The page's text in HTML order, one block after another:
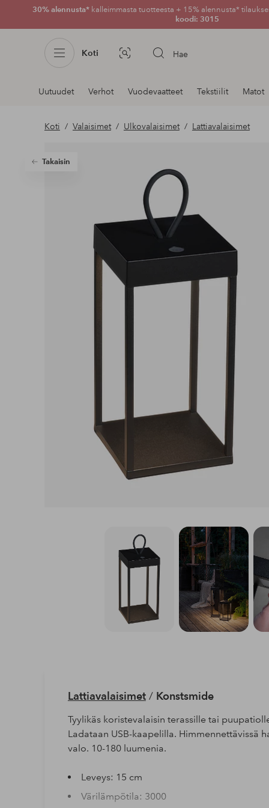
30% alennusta* kalleimmasta tuotteesta + 15% alennusta*
koodi: 3015
Koti Kuvahaku Hae
Navigointi
osastoilla
Uutuudet Verhot Vuodevaatteet Tekstiilit Matot
Koti Valaisimet Ulkovalaisimet Lattiavalaisimet
Takaisin
Lattiavalaisimet/ Konstsmide
Tyylikäs koristevalaisin terassille tai
Ladataan USB-kaapelilla. Himmennettävissä
valo. 10-180 luumenia.
Leveys: 15 cm
Värilämpötila: 3000